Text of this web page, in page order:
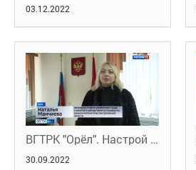
03.12.2022
ВГТРК "Орёл". Настрой боевой. О правах мобилизованных граждан.
30.09.2022